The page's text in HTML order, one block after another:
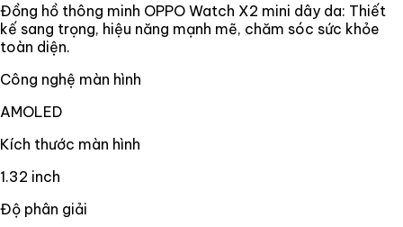
Đồng hồ thông minh OPPO Watch X2 mini dây da: Thiết
kế sang trọng, hiệu năng mạnh mẽ, chăm sóc sức khỏe
toàn diện.
Công nghệ màn hình
AMOLED
Kích thước màn hình
1.32 inch
Độ phân giải